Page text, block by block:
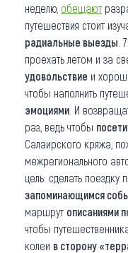
неделю, обещают
путешествия стоит
радиальные выезды .
проехать летом и за
удовольствие и
чтобы наполнить
эмоциями . И
раз, ведь чтобы
Салаирского кряжа,
межрегионального
цель: сделать поездку
запоминающимся
маршрут описаниями
чтобы
колеи в сторону